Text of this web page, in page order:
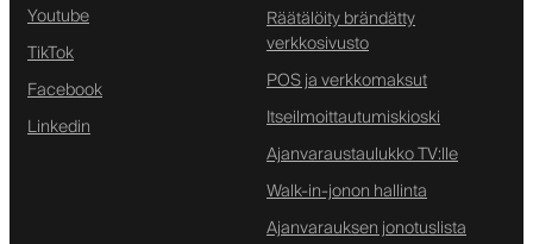
Youtube
TikTok
Facebook
Linkedin
Räätälöity brändätty
verkkosivusto
POS ja verkkomaksut
Itseilmoittautumiskioski
Ajanvaraustaulukko TV:lle
Walk-in-jonon hallinta
Ajanvarauksen jonotuslista